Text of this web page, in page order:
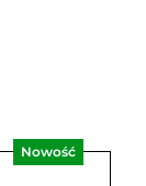
Nowość